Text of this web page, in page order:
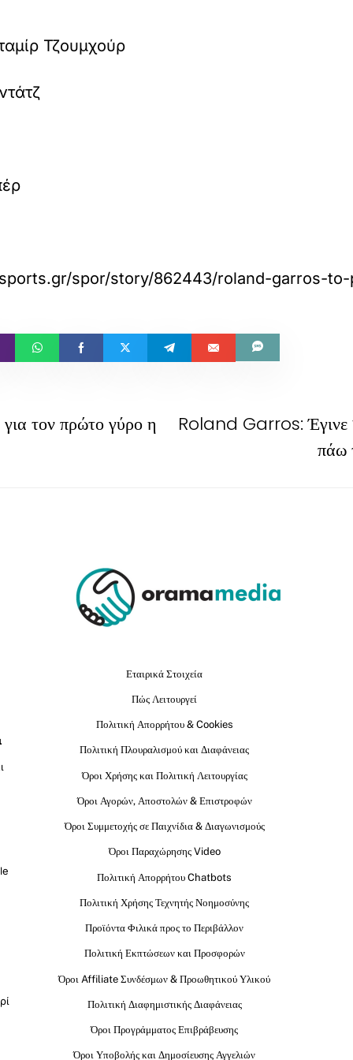
Τζουμχούρ
spor/story/862443/roland-garros-
τον πρώτο γύρο η
Roland Garros: Έγινε
πάω
Εταιρικά Στοιχεία
Πώς Λειτουργεί
Πολιτική Απορρήτου & Cookies
Πολιτική Πλουραλισμού και Διαφάνειας
Όροι Χρήσης και Πολιτική Λειτουργίας
Όροι Αγορών, Αποστολών & Επιστροφών
Όροι Συμμετοχής σε Παιχνίδια & Διαγωνισμούς
Όροι Παραχώρησης Video
Πολιτική Απορρήτου Chatbots
Πολιτική Χρήσης Τεχνητής Νοημοσύνης
Προϊόντα Φιλικά προς το Περιβάλλον
Πολιτική Εκπτώσεων και Προσφορών
Όροι Affiliate Συνδέσμων & Προωθητικού Υλικού
Πολιτική Διαφημιστικής Διαφάνειας
Όροι Προγράμματος Επιβράβευσης
Όροι Υποβολής και Δημοσίευσης Αγγελιών